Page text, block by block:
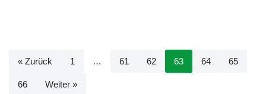
« Zurück 1 … 61 62 63 64 65
66 Weiter »